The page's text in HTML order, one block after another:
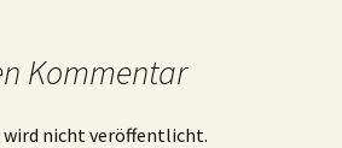
Kommentar
wird nicht veröffentlicht.